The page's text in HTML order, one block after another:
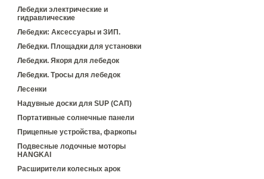
Лебедки электрические и
гидравлические
Лебедки: Аксессуары и ЗИП.
Лебедки. Площадки для установки
Лебедки. Якоря для лебедок
Лебедки. Тросы для лебедок
Лесенки
Надувные доски для SUP (САП)
Портативные солнечные панели
Прицепные устройства, фаркопы
Подвесные лодочные моторы
HANGKAI
Расширители колесных арок